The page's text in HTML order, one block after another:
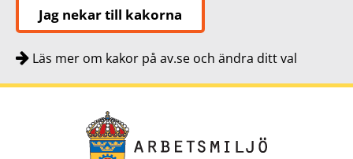
Jag nekar till kakorna
Läs mer om kakor på av.se och ändra ditt val